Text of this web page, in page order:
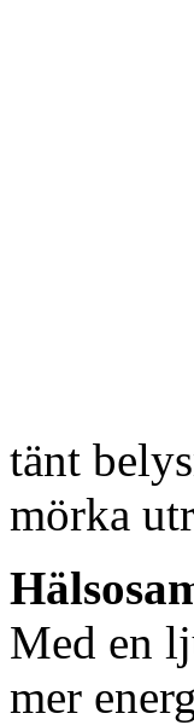
tänt
mörka
Med en
mer